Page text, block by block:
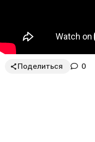
Поделиться 0